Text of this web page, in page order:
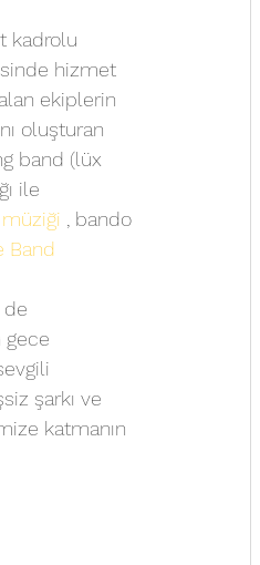
kadrolu
hizmet
ekiplerin
oluşturan
band (lüx
ile
, bando
Band
de
gece
şarkı ve
katmanın